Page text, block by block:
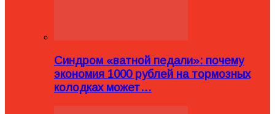
Синдром «ватной педали»: почему
экономия 1000 рублей на тормозных
колодках может…